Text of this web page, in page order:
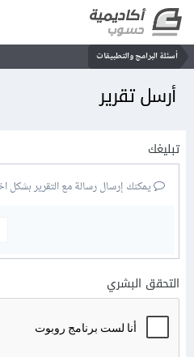
أسئلة البرامج والتطبيقات
أرسل تقرير
تبليغك
يمكنك إرسال رسالة مع التقرير بشكل
التحقق البشري